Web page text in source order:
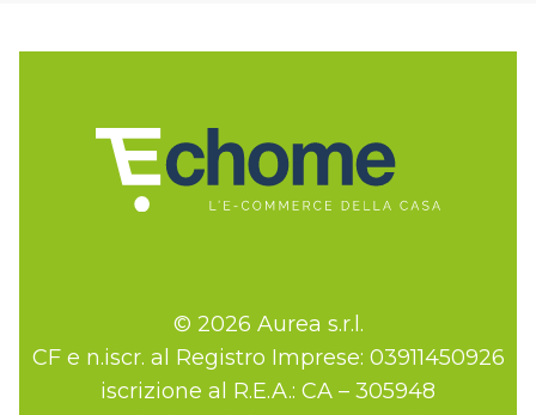
© 2026 Aurea s.r.l.
CF e n.iscr. al Registro Imprese: 03911450926
iscrizione al R.E.A.: CA – 305948